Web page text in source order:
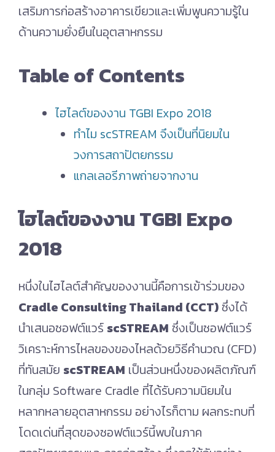
เสริมการก่อสร้างอาคารเขียวและเพิ่มพูนความรู้ใน
ด้านความยั่งยืนในอุตสาหกรรม
Table of Contents
ไฮไลต์ของงาน TGBI Expo 2018
ทำไม scSTREAM จึงเป็นที่นิยมใน
วงการสถาปัตยกรรม
แกลเลอรีภาพถ่ายจากงาน
ไฮไลต์ของงาน TGBI Expo
2018
หนึ่งในไฮไลต์สำคัญของงานนี้คือการเข้าร่วมของ
Cradle Consulting Thailand (CCT) ซึ่งได้
นำเสนอซอฟต์แวร์ scSTREAM ซึ่งเป็นซอฟต์แวร์
วิเคราะห์การไหลของของไหลด้วยวิธีคำนวณ (CFD)
ที่ทันสมัย scSTREAM เป็นส่วนหนึ่งของผลิตภัณฑ์
ในกลุ่ม Software Cradle ที่ได้รับความนิยมใน
หลากหลายอุตสาหกรรม อย่างไรก็ตาม ผลกระทบที่
โดดเด่นที่สุดของซอฟต์แวร์นี้พบในภาค